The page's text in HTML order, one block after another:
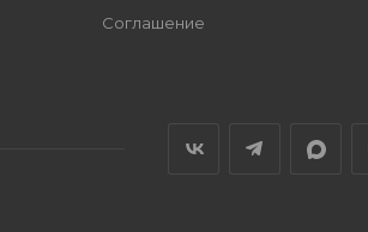
Соглашение